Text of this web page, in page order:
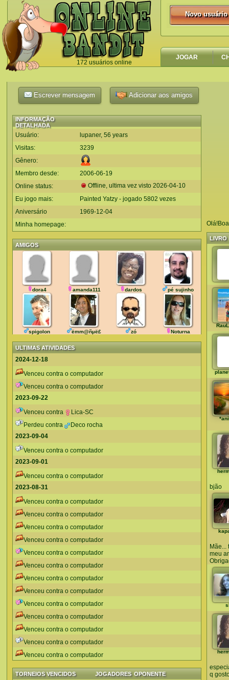
172 usuários online
`
Novo usuário
Novo usuário
JOGAR
Escrever mensagem Adicionar aos amigos
INFORMAÇÃO
DETALHADA
Usuário:
lupaner, 56 years
Visitas:
3239
Gênero:
Membro desde:
2006-06-19
Online status:
Offline, ultima vez visto 2026-04-10
Eu jogo mais:
Painted Yatzy - jogado 5802 vezes
Aniversário
1969-12-04
Minha homepage:
AMIGOS
dora4 amanda111 dardos pé sujinho
spigolon ëmm@ñµë£ zó Noturna
ULTIMAS ATIVIDADES
2024-12-18
Venceu contra o computador
Venceu contra o computador
2023-09-22
Venceu contra
Lica-SC
Perdeu contra
Deco rocha
2023-09-04
Venceu contra o computador
2023-09-01
Venceu contra o computador
2023-08-31
Venceu contra o computador
Venceu contra o computador
Venceu contra o computador
Venceu contra o computador
Venceu contra o computador
Venceu contra o computador
Venceu contra o computador
Venceu contra o computador
Venceu contra o computador
Venceu contra o computador
Venceu contra o computador
Venceu contra o computador
Venceu contra o computador
TORNEIOS VENCIDOS JOGADORES OPONENTE
LIVRO
bjão
meu
q